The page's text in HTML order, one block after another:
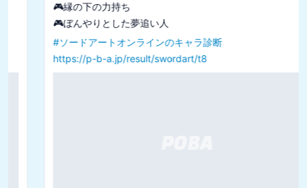
🎮縁の下の力持ち
🎮ぼんやりとした夢追い人
ソードアートオンラインのキャラ診断
https://p-b-a.jp/result/swordart/t8